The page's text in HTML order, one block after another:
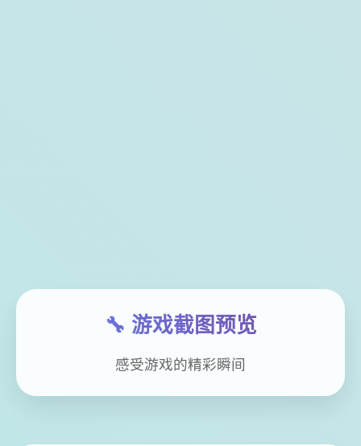
🔧 游戏截图预览
感受游戏的精彩瞬间